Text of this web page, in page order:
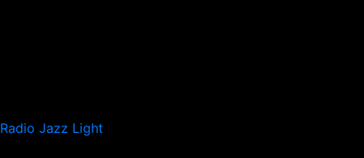
Radio Jazz Light